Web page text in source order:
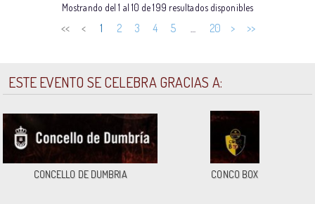
Mostrando del 1 al 10 de 199 resultados disponibles
<< < 1 2 3 4 5 20 > >>
ESTE EVENTO SE CELEBRA GRACIAS A:
CONCELLO DE DUMBRIA CONCO BOX